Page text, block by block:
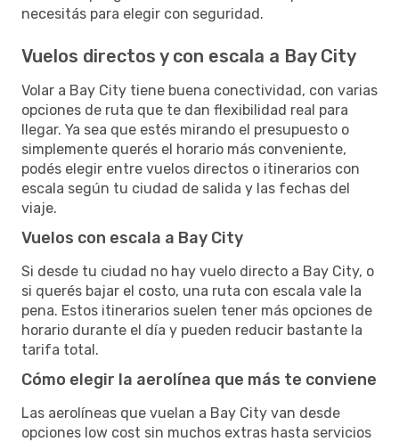
necesitás para elegir con seguridad.
Vuelos directos y con escala a Bay City
Volar a Bay City tiene buena conectividad, con varias
opciones de ruta que te dan flexibilidad real para
llegar. Ya sea que estés mirando el presupuesto o
simplemente querés el horario más conveniente,
podés elegir entre vuelos directos o itinerarios con
escala según tu ciudad de salida y las fechas del
viaje.
Vuelos con escala a Bay City
Si desde tu ciudad no hay vuelo directo a Bay City, o
si querés bajar el costo, una ruta con escala vale la
pena. Estos itinerarios suelen tener más opciones de
horario durante el día y pueden reducir bastante la
tarifa total.
Cómo elegir la aerolínea que más te conviene
Las aerolíneas que vuelan a Bay City van desde
opciones low cost sin muchos extras hasta servicios